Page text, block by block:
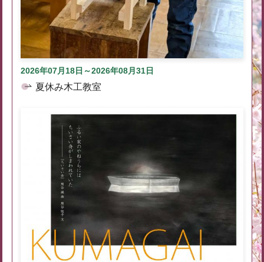
2026年07月18日～2026年08月31日
夏休み木工教室